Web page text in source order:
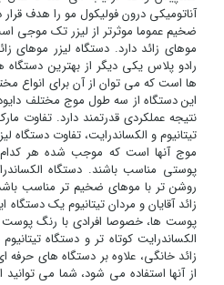
آناتومیکی درون فولیکول مو را هدف
ضخیم عموما موثرتر از لیزر تک موجی
رادو پلاس یکی دیگر از بهترین دستگاه
ها است که می توان از آن برای انواع
این دستگاه از سه طول موج مختلف
نتیجه عملکردی قدرتمند دارد. تفاوت
تیتانیوم و الکساندرایت، تفاوت دستگاه
موج آنها است که موجب شده هر
پوستی مناسب باشند. دستگاه
روشن تر با موهای ضخیم تر مناسب
زائد آقایان و مردان تیتانیوم یک
پوست ها، خصوصا افرادی با رنگ
الکساندرایت کوتاه تر و دستگاه
زائد خانگی، علاوه بر دستگاه های
از آنها استفاده می شود، شما می